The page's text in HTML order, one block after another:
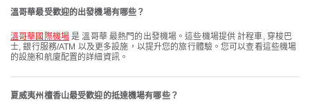
溫哥華最受歡迎的出發機場有哪些？
溫哥華國際機場是 溫哥華 最熱門的出發機場。這些機場提供 計程車, 穿梭巴
士, 銀行服務/ATM 以及更多設施，以提升您的旅行體驗。您可以查看這些機場
的設施和航廈配置的詳細資訊。
夏威夷州檀香山最受歡迎的抵達機場有哪些？